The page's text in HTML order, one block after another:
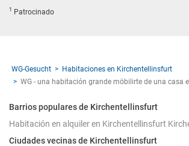
1 Patrocinado
WG-Gesucht
Habitaciones en Kirchentellinsfurt
WG - una habitación grande möbilirte de una casa
Barrios populares de Kirchentellinsfurt
Habitación en alquiler en Kirchentellinsfurt
Ciudades vecinas de Kirchentellinsfurt